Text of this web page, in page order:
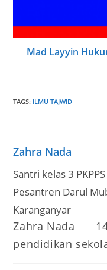
Mad Layyin
TAGS: ILMU TAJWID
Zahra Nada
Santri kelas 3
Pesantren Darul
Karanganyar
Post
Zahra Nada
Post
category:
pendidikan